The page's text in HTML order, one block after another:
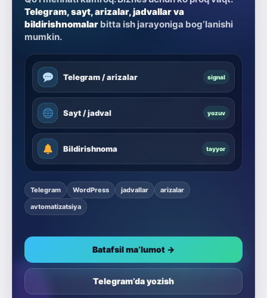
Telegram, sayt, arizalar, jadvallar va
bildirishnomalar bitta ish jarayoniga bog‘lanishi
mumkin.
Telegram / arizalar signal
Sayt / jadval yozuv
Bildirishnoma tayyor
Telegram WordPress jadvallar
arizalar
avtomatizatsiya
Batafsil ma’lumot →
Telegram’da yozish